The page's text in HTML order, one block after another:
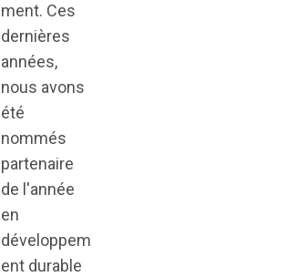
ment. Ces
dernières
années,
nous avons
été
nommés
partenaire
de l'année
en
développem
ent durable